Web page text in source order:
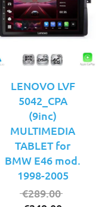
LENOVO LVF
5042_CPA
(9inc)
MULTIMEDIA
TABLET for
BMW E46 mod.
1998-2005
€289.00